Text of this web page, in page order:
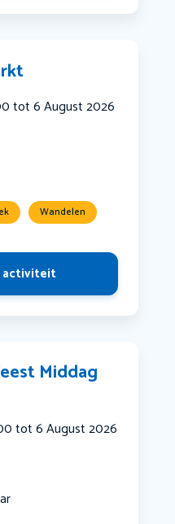
tot 6 August 2026
Wandelen
activiteit
Middag
tot 6 August 2026